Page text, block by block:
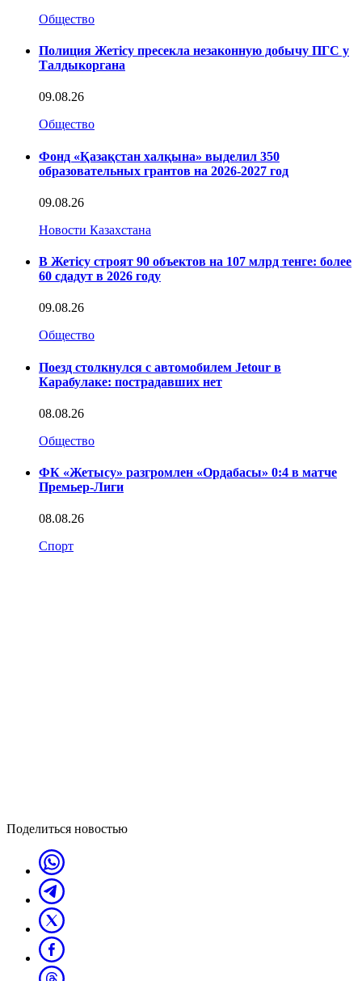
Общество
Полиция Жетісу пресекла незаконную добычу ПГС у
Талдыкоргана
09.08.26
Общество
Фонд «Қазақстан халқына» выделил 350
образовательных грантов на 2026-2027 год
09.08.26
Новости Казахстана
В Жетісу строят 90 объектов на 107 млрд тенге: более
60 сдадут в 2026 году
09.08.26
Общество
Поезд столкнулся с автомобилем Jetour в
Карабулаке: пострадавших нет
08.08.26
Общество
ФК «Жетысу» разгромлен «Ордабасы» 0:4 в матче
Премьер-Лиги
08.08.26
Спорт
Поделиться новостью